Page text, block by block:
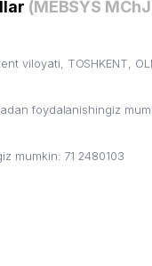
(MEBSYS
viloyati, TOSHKENT,
foydalanishingiz
mumkin: 71 2480103